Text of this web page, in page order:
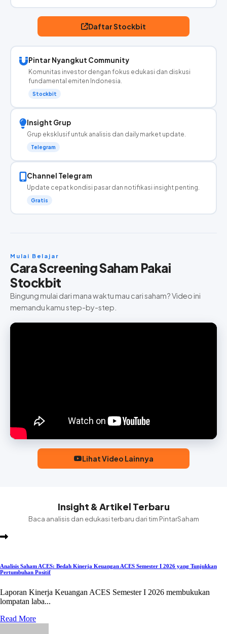
Daftar Stockbit
Pintar Nyangkut Community
Komunitas investor dengan fokus edukasi dan diskusi
fundamental emiten Indonesia.
Stockbit
Insight Grup
Grup eksklusif untuk analisis dan daily market update.
Telegram
Channel Telegram
Update cepat kondisi pasar dan notifikasi insight penting.
Gratis
Mulai Belajar
Cara Screening Saham Pakai
Stockbit
Bingung mulai dari mana waktu mau cari saham? Video ini
memandu kamu step-by-step.
Lihat Video Lainnya
Insight & Artikel Terbaru
Baca analisis dan edukasi terbaru dari tim PintarSaham
Analisis Saham ACES: Bedah Kinerja Keuangan ACES Semester I 2026 yang Tunjukkan
Pertumbuhan Positif
Laporan Kinerja Keuangan ACES Semester I 2026 membukukan
lompatan laba...
Read More